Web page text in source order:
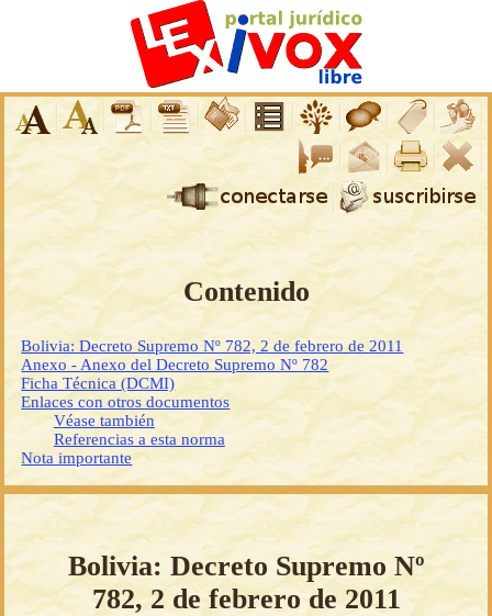
Contenido
Bolivia: Decreto Supremo Nº 782, 2 de febrero de 2011
Anexo - Anexo del Decreto Supremo Nº 782
Ficha Técnica (DCMI)
Enlaces con otros documentos
Véase también
Referencias a esta norma
Nota importante
Bolivia: Decreto Supremo Nº
782, 2 de febrero de 2011